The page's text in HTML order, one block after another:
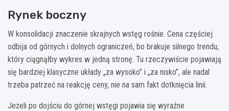
Rynek boczny
W konsolidacji znaczenie skrajnych wstęg rośnie. Cena częściej
odbija od górnych i dolnych ograniczeń, bo brakuje silnego trendu,
który ciągnąłby wykres w jedną stronę. Tu rzeczywiście pojawiają
się bardziej klasyczne układy „za wysoko” i „za nisko”, ale nadal
trzeba patrzeć na reakcję ceny, nie na sam fakt dotknięcia linii.
Jeżeli po dojściu do górnej wstęgi pojawia się wyraźne